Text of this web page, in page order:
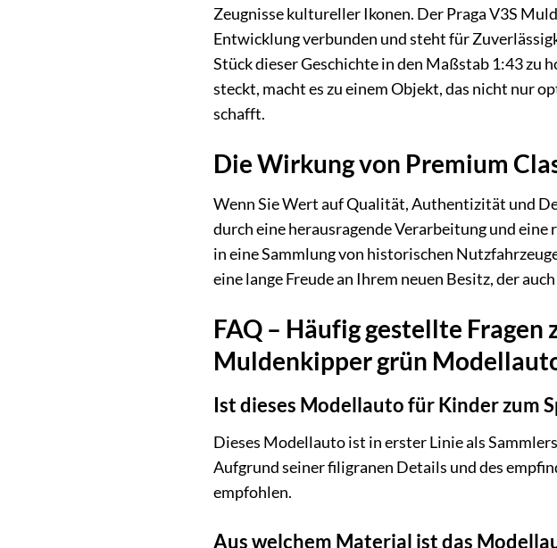
Zeugnisse kultureller Ikonen. Der Praga V3S
Entwicklung verbunden und steht für
Stück dieser Geschichte in den Maßstab 1:43 zu
steckt, macht es zu einem Objekt, das nicht nur
schafft.
Die Wirkung von Premium
Wenn Sie Wert auf Qualität, Authentizität und
durch eine herausragende Verarbeitung und
in eine Sammlung von historischen
eine lange Freude an Ihrem neuen Besitz, der
FAQ – Häufig gestellte
Muldenkipper grün
Ist dieses Modellauto für Kinder zum
Dieses Modellauto ist in erster Linie als
Aufgrund seiner filigranen Details und des
empfohlen.
Aus welchem Material ist das